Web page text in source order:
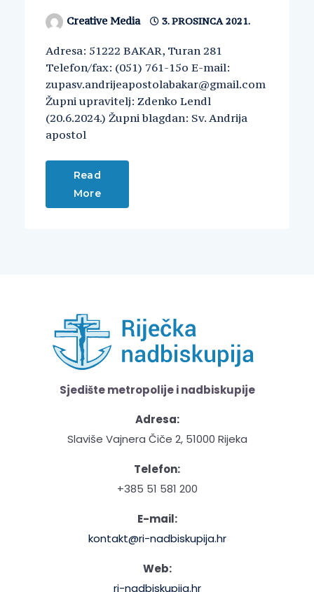
Creative Media 3. PROSINCA 2021.
Adresa: 51222 BAKAR, Turan 281
Telefon/fax: (051) 761-15o E-mail:
zupasv.andrijeapostolabakar@gmail.com
Župni upravitelj: Zdenko Lendl
(20.6.2024.) Župni blagdan: Sv. Andrija
apostol
Read
More
Sjedište metropolije i nadbiskupije
Adresa:
Slaviše Vajnera Čiče 2, 51000 Rijeka
Telefon:
+385 51 581 200
E-mail:
kontakt@ri-nadbiskupija.hr
Web:
ri-nadbiskupija.hr